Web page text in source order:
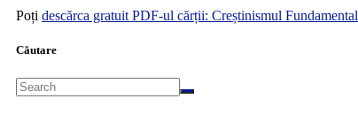
Poți descărca gratuit PDF-ul cărții: Creștinismul Fundamental
Căutare